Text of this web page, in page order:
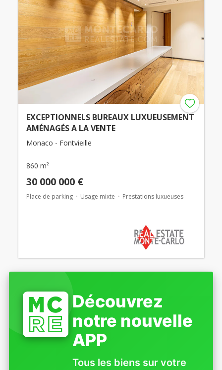
EXCEPTIONNELS BUREAUX LUXUEUSEMENT
AMÉNAGÉS A LA VENTE
Monaco - Fontvieille
860 m²
30 000 000 €
Place de parking Usage mixte Prestations luxueuses
Découvrez
notre nouvelle
APP
Tous les biens sur votre